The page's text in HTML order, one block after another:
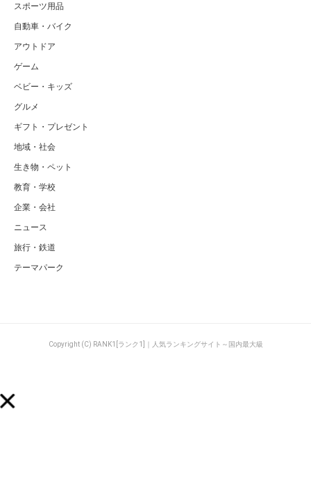
スポーツ用品
自動車・バイク
アウトドア
ゲーム
ベビー・キッズ
グルメ
ギフト・プレゼント
地域・社会
生き物・ペット
教育・学校
企業・会社
ニュース
旅行・鉄道
テーマパーク
Copyright (C) RANK1[ランク1]｜人気ランキングサイト～国内最大級